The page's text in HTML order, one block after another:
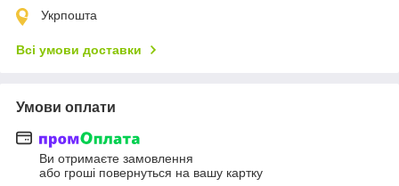
Укрпошта
Всі умови доставки
Умови оплати
Ви отримаєте замовлення
або гроші повернуться на вашу картку